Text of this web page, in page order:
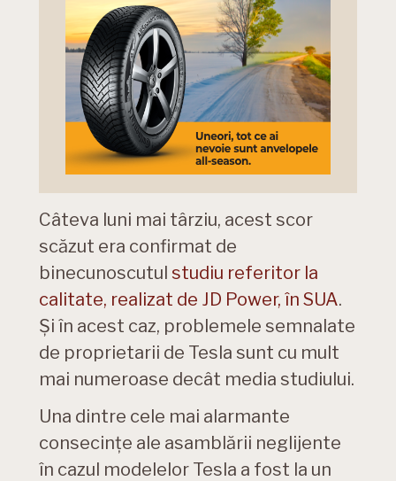
Câteva luni mai târziu, acest scor
scăzut era confirmat de
binecunoscutul studiu referitor la
calitate, realizat de JD Power, în SUA.
Și în acest caz, problemele semnalate
de proprietarii de Tesla sunt cu mult
mai numeroase decât media studiului.
Una dintre cele mai alarmante
consecințe ale asamblării neglijente
în cazul modelelor Tesla a fost la un